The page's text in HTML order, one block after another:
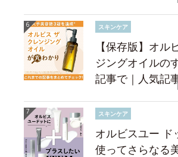
スキンケア
【保存版】オル
ジングオイルの
記事で｜人気記
スキンケア
オルビスユー ド
使ってさらなる